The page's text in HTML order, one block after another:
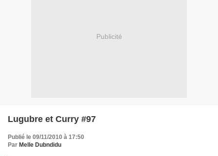
Publicité
Lugubre et Curry #97
Publié le 09/11/2010 à 17:50
Par Melle Dubndidu